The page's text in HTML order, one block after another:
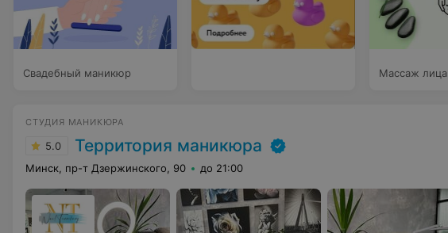
Свадебный маникюр Массаж лица
СТУДИЯ МАНИКЮРА
5.0 Территория маникюра
Минск, пр-т Дзержинского, 90 до 21:00